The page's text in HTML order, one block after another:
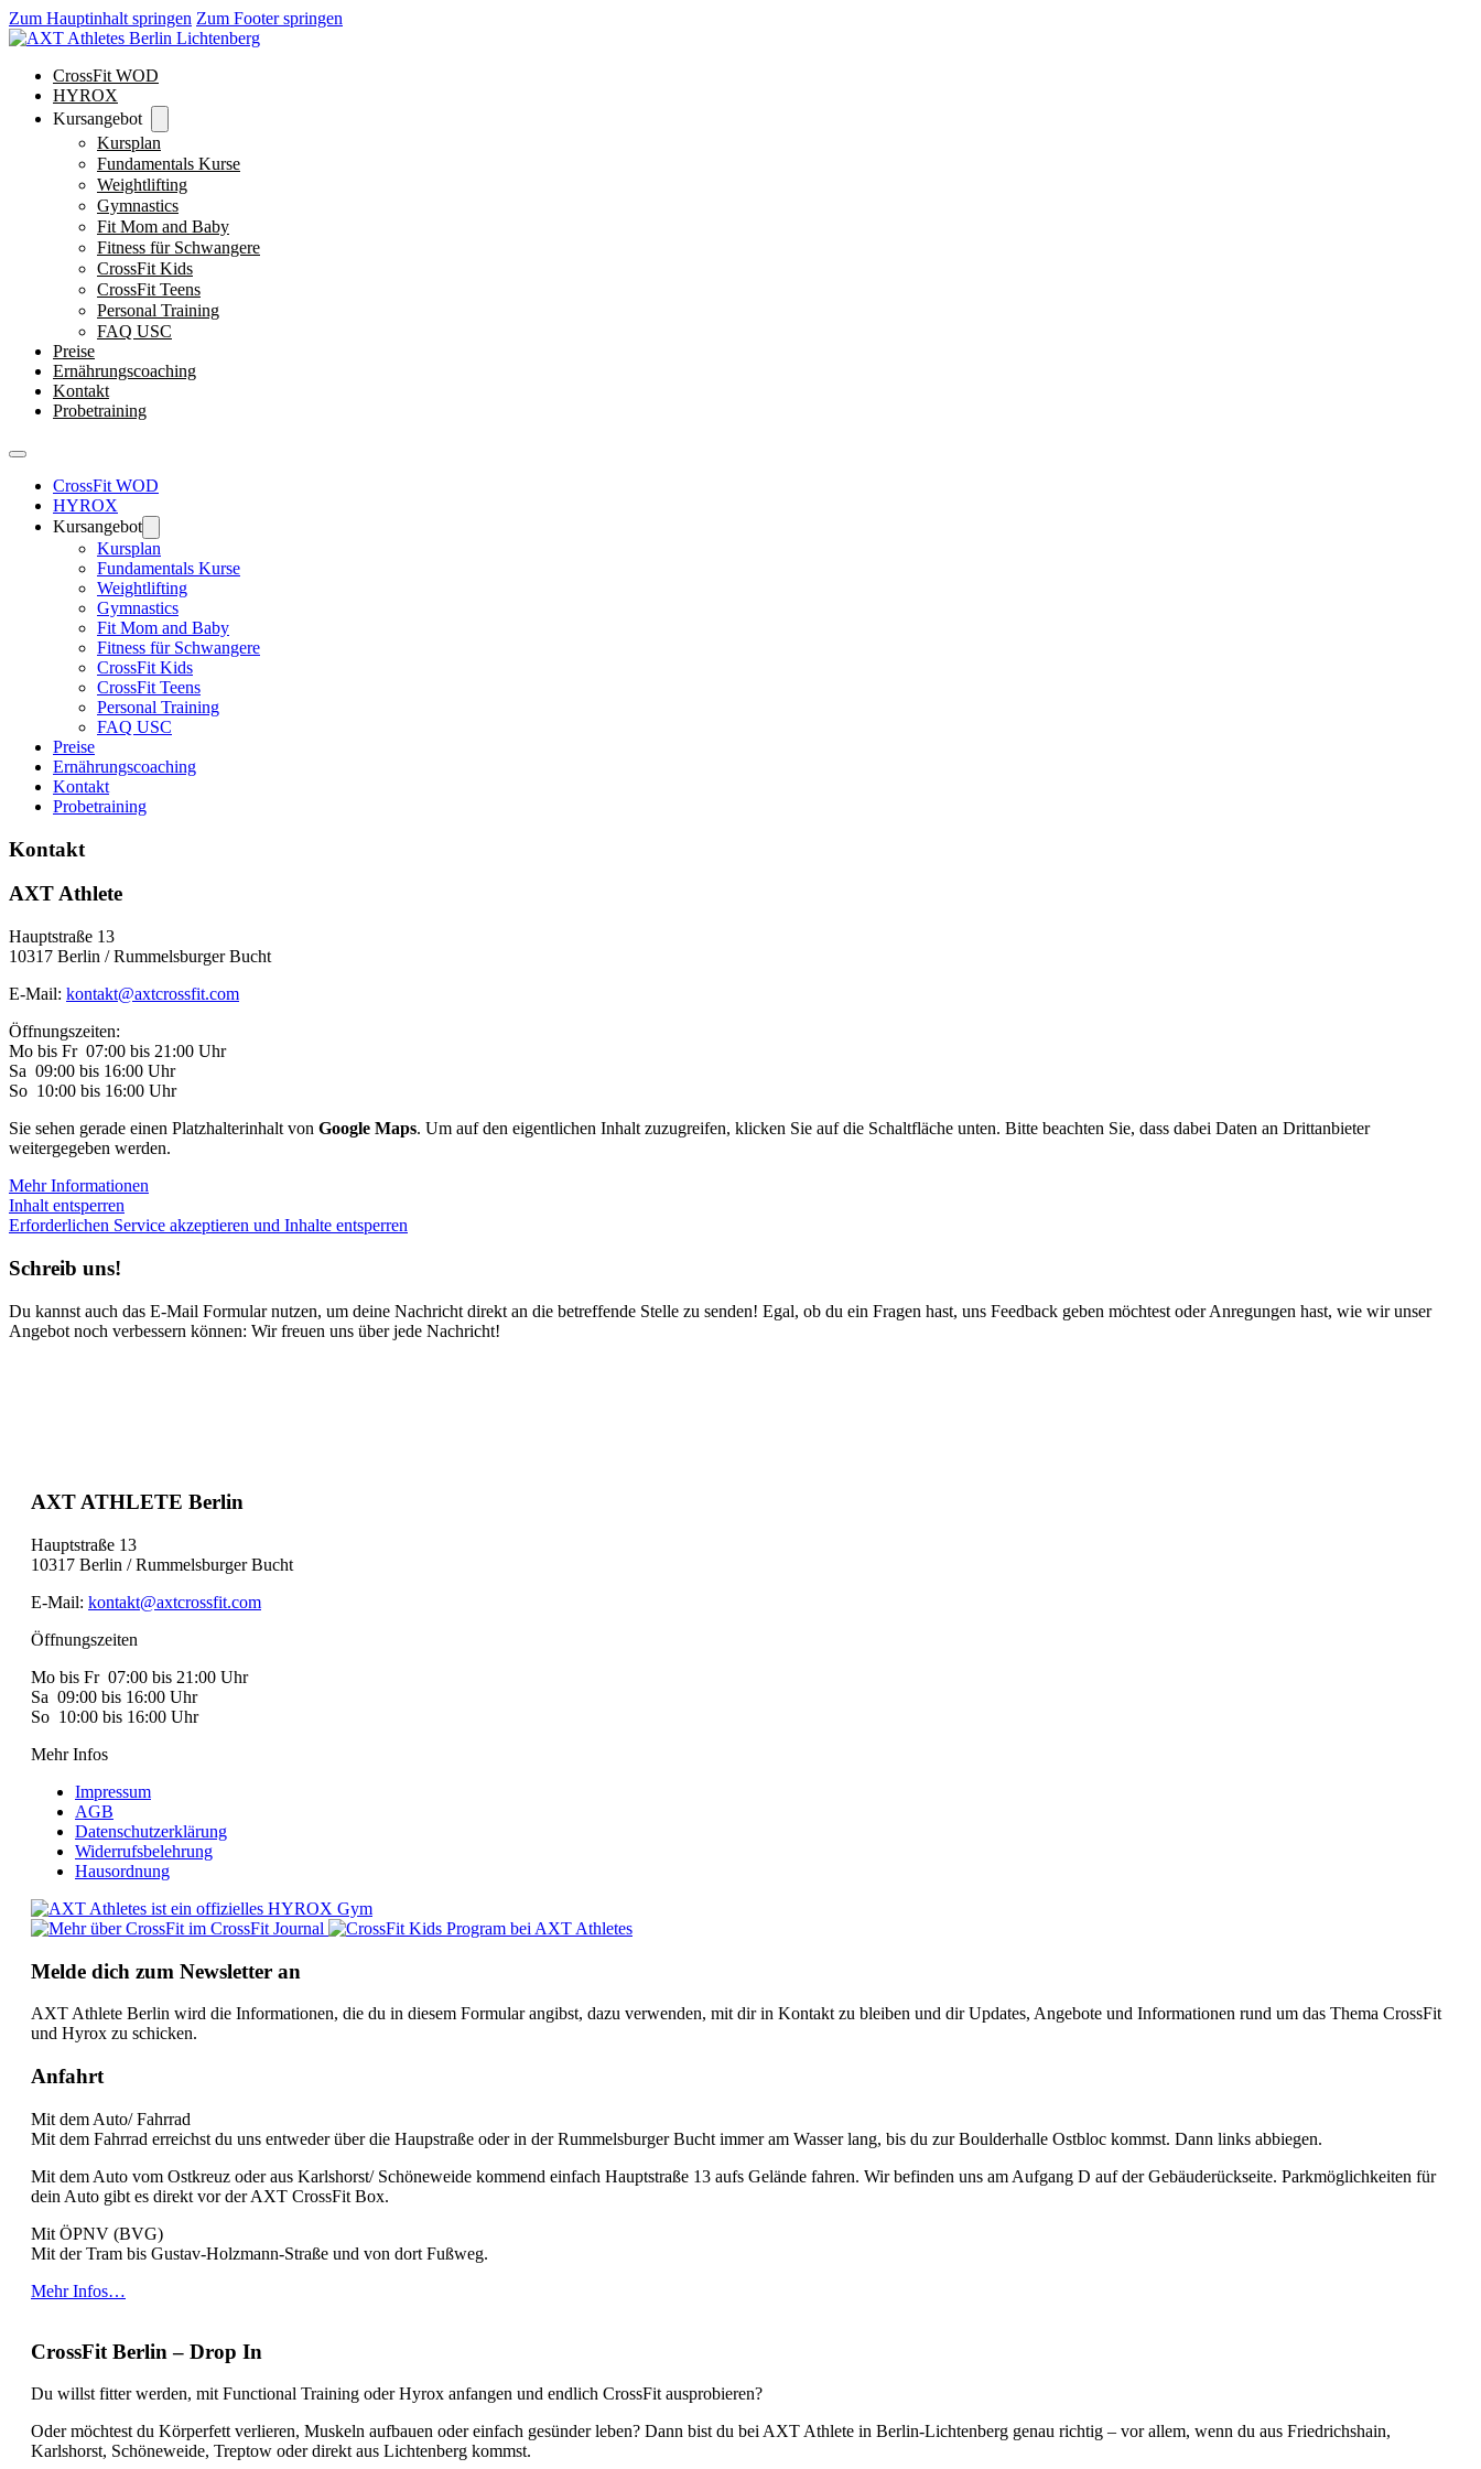
Zum Hauptinhalt springen Zum Footer springen
CrossFit WOD
HYROX
Kursangebot
Kursplan
Fundamentals Kurse
Weightlifting
Gymnastics
Fit Mom and Baby
Fitness für Schwangere
CrossFit Kids
CrossFit Teens
Personal Training
FAQ USC
Preise
Ernährungscoaching
Kontakt
Probetraining
CrossFit WOD
HYROX
Kursangebot
Kursplan
Fundamentals Kurse
Weightlifting
Gymnastics
Fit Mom and Baby
Fitness für Schwangere
CrossFit Kids
CrossFit Teens
Personal Training
FAQ USC
Preise
Ernährungscoaching
Kontakt
Probetraining
Kontakt
AXT Athlete
Hauptstraße 13
10317 Berlin / Rummelsburger Bucht
E-Mail: kontakt@axtcrossfit.com
Öffnungszeiten:
Mo bis Fr 07:00 bis 21:00 Uhr
Sa 09:00 bis 16:00 Uhr
So 10:00 bis 16:00 Uhr
Sie sehen gerade einen Platzhalterinhalt von Google Maps. Um auf den eigentlichen Inhalt zuzugreifen, klicken Sie auf die Schaltfläche unten. Bitte beachten Sie, dass dabei Daten an Drittanbieter
weitergegeben werden.
Mehr Informationen
Inhalt entsperren
Erforderlichen Service akzeptieren und Inhalte entsperren
Schreib uns!
Du kannst auch das E-Mail Formular nutzen, um deine Nachricht direkt an die betreffende Stelle zu senden! Egal, ob du ein Fragen hast, uns Feedback geben möchtest oder Anregungen hast, wie wir unser
Angebot noch verbessern können: Wir freuen uns über jede Nachricht!
AXT ATHLETE Berlin
Hauptstraße 13
10317 Berlin / Rummelsburger Bucht
E-Mail: kontakt@axtcrossfit.com
Öffnungszeiten
Mo bis Fr 07:00 bis 21:00 Uhr
Sa 09:00 bis 16:00 Uhr
So 10:00 bis 16:00 Uhr
Mehr Infos
Impressum
AGB
Datenschutzerklärung
Widerrufsbelehrung
Hausordnung
Melde dich zum Newsletter an
AXT Athlete Berlin wird die Informationen, die du in diesem Formular angibst, dazu verwenden, mit dir in Kontakt zu bleiben und dir Updates, Angebote und Informationen rund um das Thema CrossFit
und Hyrox zu schicken.
Anfahrt
Mit dem Auto/ Fahrrad
Mit dem Fahrrad erreichst du uns entweder über die Haupstraße oder in der Rummelsburger Bucht immer am Wasser lang, bis du zur Boulderhalle Ostbloc kommst. Dann links abbiegen.
Mit dem Auto vom Ostkreuz oder aus Karlshorst/ Schöneweide kommend einfach Hauptstraße 13 aufs Gelände fahren. Wir befinden uns am Aufgang D auf der Gebäuderückseite. Parkmöglichkeiten für
dein Auto gibt es direkt vor der AXT CrossFit Box.
Mit ÖPNV (BVG)
Mit der Tram bis Gustav-Holzmann-Straße und von dort Fußweg.
Mehr Infos…
CrossFit Berlin – Drop In
Du willst fitter werden, mit Functional Training oder Hyrox anfangen und endlich CrossFit ausprobieren?
Oder möchtest du Körperfett verlieren, Muskeln aufbauen oder einfach gesünder leben? Dann bist du bei AXT Athlete in Berlin-Lichtenberg genau richtig – vor allem, wenn du aus Friedrichshain,
Karlshorst, Schöneweide, Treptow oder direkt aus Lichtenberg kommst.